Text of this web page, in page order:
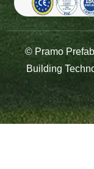
© Pramo
Building